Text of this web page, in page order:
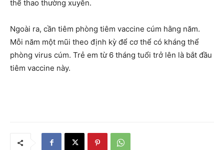
thể thao thường xuyên.
Ngoài ra, cần tiêm phòng tiêm vaccine cúm hằng năm.
Mỗi năm một mũi theo định kỳ để cơ thể có kháng thể
phòng virus cúm. Trẻ em từ 6 tháng tuổi trở lên là bắt đầu
tiêm vaccine này.